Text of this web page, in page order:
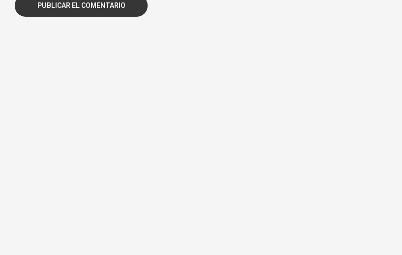
PUBLICAR EL COMENTARIO